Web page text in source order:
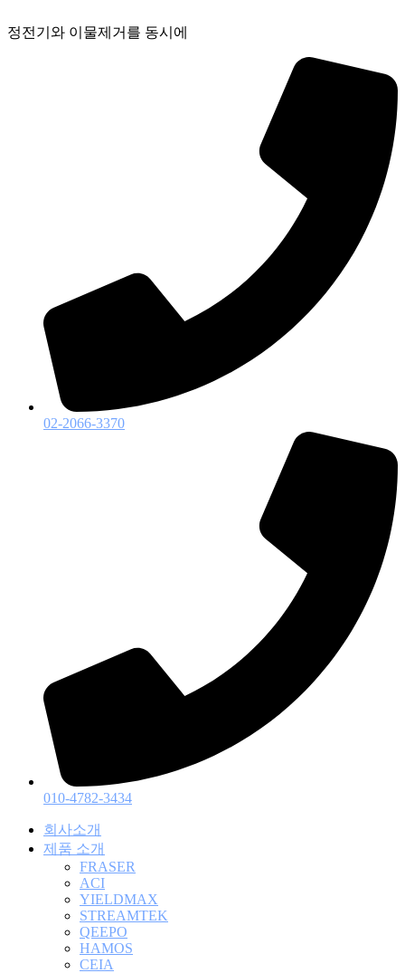
텐
정전기와 이물제거를 동시에
02-2066-3370
010-4782-3434
회사소개
제품 소개
FRASER
ACI
YIELDMAX
STREAMTEK
QEEPO
HAMOS
CEIA